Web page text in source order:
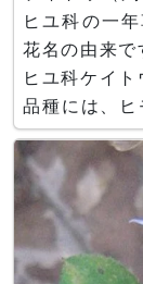
ヒユ科の一
花名の由来で
ヒユ科ケイ
品種には、
鶏頭),クルメ
(鶏冠鶏頭),
す。